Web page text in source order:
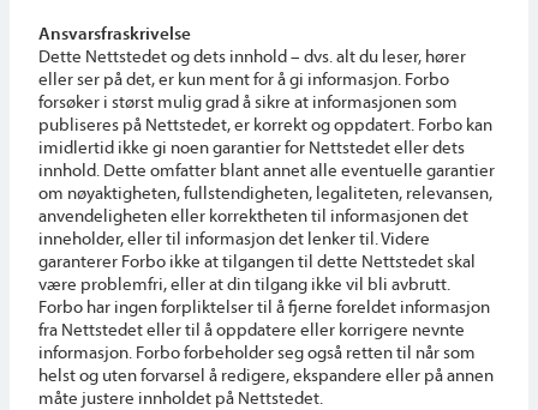
Ansvarsfraskrivelse
Dette Nettstedet og dets innhold – dvs. alt du leser, hører
eller ser på det, er kun ment for å gi informasjon. Forbo
forsøker i størst mulig grad å sikre at informasjonen som
publiseres på Nettstedet, er korrekt og oppdatert. Forbo kan
imidlertid ikke gi noen garantier for Nettstedet eller dets
innhold. Dette omfatter blant annet alle eventuelle garantier
om nøyaktigheten, fullstendigheten, legaliteten, relevansen,
anvendeligheten eller korrektheten til informasjonen det
inneholder, eller til informasjon det lenker til. Videre
garanterer Forbo ikke at tilgangen til dette Nettstedet skal
være problemfri, eller at din tilgang ikke vil bli avbrutt.
Forbo har ingen forpliktelser til å fjerne foreldet informasjon
fra Nettstedet eller til å oppdatere eller korrigere nevnte
informasjon. Forbo forbeholder seg også retten til når som
helst og uten forvarsel å redigere, ekspandere eller på annen
måte justere innholdet på Nettstedet.